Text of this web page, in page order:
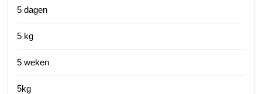
5 dagen
5 kg
5 weken
5kg